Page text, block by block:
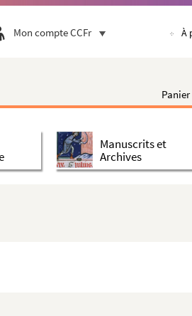
Mon compte CCFr À
Panier
Manuscrits et
Archives